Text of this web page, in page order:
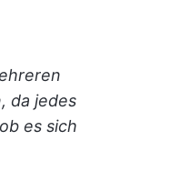
da jedes
es sich